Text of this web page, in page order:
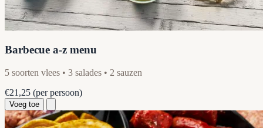
Barbecue a-z menu
5 soorten vlees • 3 salades • 2 sauzen
€21,25 (per persoon)
Voeg toe